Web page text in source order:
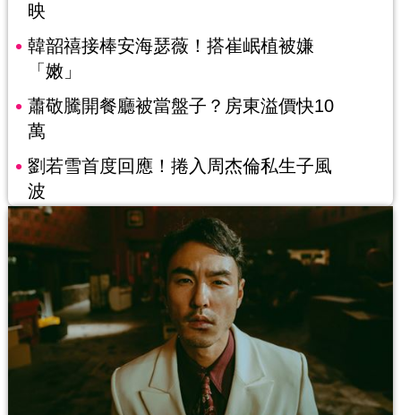
映
韓韶禧接棒安海瑟薇！搭崔岷植被嫌
「嫩」
蕭敬騰開餐廳被當盤子？房東溢價快10
萬
劉若雪首度回應！捲入周杰倫私生子風
波